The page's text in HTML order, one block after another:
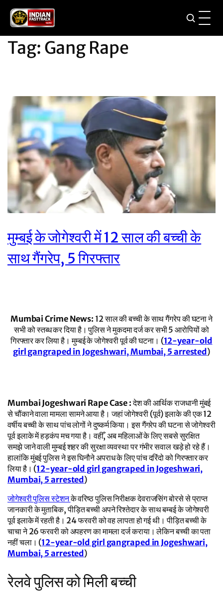
content
Tag: Gang Rape
मुम्बई के जोगेश्वरी में 12 साल की बच्ची के
साथ गैंगरेप, 5 गिरफ्तार
Mumbai Crime News: 12 साल की बच्ची के साथ गैंगरेप की घटना ने
सभी को स्तब्ध कर दिया है। पुलिस ने मुकदमा दर्ज कर सभी 5 आरोपियों को
गिरफ्तार कर लिया है। मुम्बई के जोगेश्वरी पूर्व की घटना। (12-year-old
girl gangraped in Jogeshwari, Mumbai, 5 arrested)
Mumbai Jogeshwari Rape Case :देश की आर्थिक राजधानी मुंबई
से चौंकाने वाला मामला सामने आया है। जहां जोगेश्वरी (पूर्व) इलाके की एक 12
वर्षीय बच्ची के साथ पांच लोगों ने दुष्कर्म किया। इस गैंगरेप की घटना से जोगेश्वरी
पूर्व इलाके में हड़कंप मच गया है। वहीँ, अब महिलाओं के लिए सबसे सुरक्षित
समझे जाने वाली मुम्बई शहर की सुरक्षा व्यवस्था पर गंभीर सवाल खड़े हो रहे हैं।
हालांकि मुंबई पुलिस ने इस घिनौने अपराध के लिए पांच दरिंदो को गिरफ्तार कर
लिया है। (12-year-old girl gangraped in Jogeshwari,
Mumbai, 5 arrested )
जोगेश्वरी पुलिस स्टेशनके वरिष्ठ पुलिस निरीक्षक देवराजसिंग बोरसे से प्राप्त
जानकारी के मुताबिक, पीड़ित बच्ची अपने रिश्तेदार के साथ बम्बई के जोगेश्वरी
पूर्व इलाके में रहती है। 24 फरवरी को वह लापता हो गई थी। पीड़ित बच्ची के
चाचा ने 26 फरवरी को अपहरण का मामला दर्ज कराया। लेकिन बच्ची का पता
नहीं चला। (12-year-old girl gangraped in Jogeshwari,
Mumbai, 5 arrested )
रेलवे पुलिस को मिली बच्ची